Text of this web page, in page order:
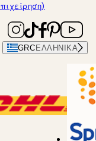
GRC ΕΛΛΗΝΙΚΆ